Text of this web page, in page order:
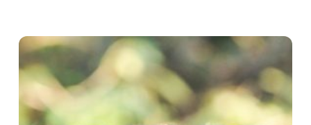
presentera kv...